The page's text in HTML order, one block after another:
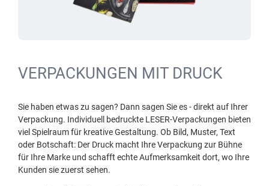
VERPACKUNGEN MIT DRUCK
Sie haben etwas zu sagen? Dann sagen Sie es - direkt auf Ihrer
Verpackung. Individuell bedruckte LESER-Verpackungen bieten
viel Spielraum für kreative Gestaltung. Ob Bild, Muster, Text
oder Botschaft: Der Druck macht Ihre Verpackung zur Bühne
für Ihre Marke und schafft echte Aufmerksamkeit dort, wo Ihre
Kunden sie zuerst sehen.